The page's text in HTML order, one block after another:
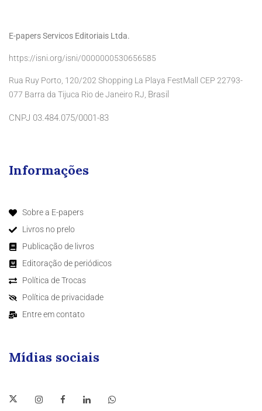
E-papers Servicos Editoriais Ltda.
https://isni.org/isni/0000000530656585
Rua Ruy Porto, 120/202 Shopping La Playa FestMall CEP 22793-
077 Barra da Tijuca Rio de Janeiro RJ, Brasil
CNPJ 03.484.075/0001-83
Informações
Sobre a E-papers
Livros no prelo
Publicação de livros
Editoração de periódicos
Política de Trocas
Política de privacidade
Entre em contato
Mídias sociais